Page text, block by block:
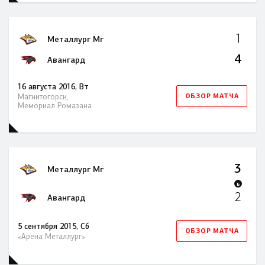
16 августа 2016, Вт
Магнитогорск,
Мемориал Ромазана
Металлург Мг 1
Авангард 4
ОБЗОР МАТЧА
5 сентября 2015, Сб
«Арена Металлург»
Металлург Мг 3
Б
Авангард 2
ОБЗОР МАТЧА